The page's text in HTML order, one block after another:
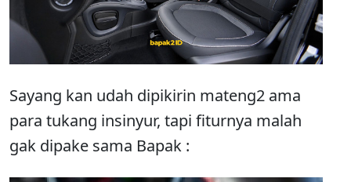
Sayang kan udah dipikirin mateng2 ama
para tukang insinyur, tapi fiturnya malah
gak dipake sama Bapak :